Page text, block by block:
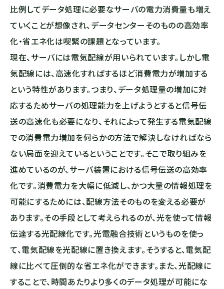
比例してデータ処理に必要なサーバの電力消費量も増え
ていくことが想像され、データセンターそのものの高効率
化・省エネ化は喫緊の課題となっています。
現在、サーバには電気配線が用いられています。しかし電
気配線には、高速化すればするほど消費電力が増加する
という特性があります。つまり、データ処理量の増加に対
応するためサーバの処理能力を上げようとすると信号伝
送の高速化も必要になり、それによって発生する電気配線
での消費電力増加を何らかの方法で解決しなければなら
ない局面を迎えているということです。そこで取り組みを
進めているのが、サーバ装置における信号伝送の高効率
化です。消費電力を大幅に低減し、かつ大量の情報処理を
可能にするためには、配線方法そのものを変える必要が
あります。その手段として考えられるのが、光を使って情報
伝達する光配線化です。光電融合技術というものを使っ
て、電気配線を光配線に置き換えます。そうすると、電気配
線に比べて圧倒的な省エネ化ができます。また、光配線に
することで、時間あたりより多くのデータ処理が可能にな